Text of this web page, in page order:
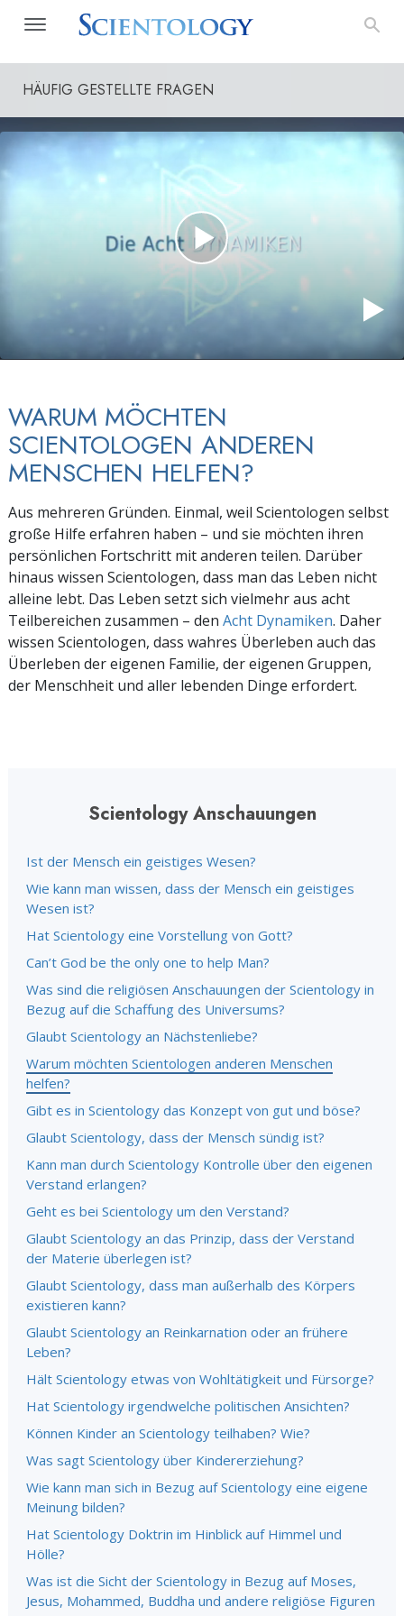
HÄUFIG GESTELLTE FRAGEN
WARUM MÖCHTEN
SCIENTOLOGEN ANDEREN
MENSCHEN HELFEN?
Aus mehreren Gründen. Einmal, weil Scientologen selbst
große Hilfe erfahren haben – und sie möchten ihren
persönlichen Fortschritt mit anderen teilen. Darüber
hinaus wissen Scientologen, dass man das Leben nicht
alleine lebt. Das Leben setzt sich vielmehr aus acht
Teilbereichen zusammen – den Acht Dynamiken. Daher
wissen Scientologen, dass wahres Überleben auch das
Überleben der eigenen Familie, der eigenen Gruppen,
der Menschheit und aller lebenden Dinge erfordert.
Scientology Anschauungen
Ist der Mensch ein geistiges Wesen?
Wie kann man wissen, dass der Mensch ein geistiges
Wesen ist?
Hat Scientology eine Vorstellung von Gott?
Can’t God be the only one to help Man?
Was sind die religiösen Anschauungen der Scientology in
Bezug auf die Schaffung des Universums?
Glaubt Scientology an Nächstenliebe?
Warum möchten Scientologen anderen Menschen
helfen?
Gibt es in Scientology das Konzept von gut und böse?
Glaubt Scientology, dass der Mensch sündig ist?
Kann man durch Scientology Kontrolle über den eigenen
Verstand erlangen?
Geht es bei Scientology um den Verstand?
Glaubt Scientology an das Prinzip, dass der Verstand
der Materie überlegen ist?
Glaubt Scientology, dass man außerhalb des Körpers
existieren kann?
Glaubt Scientology an Reinkarnation oder an frühere
Leben?
Hält Scientology etwas von Wohltätigkeit und Fürsorge?
Hat Scientology irgendwelche politischen Ansichten?
Können Kinder an Scientology teilhaben? Wie?
Was sagt Scientology über Kindererziehung?
Wie kann man sich in Bezug auf Scientology eine eigene
Meinung bilden?
Hat Scientology Doktrin im Hinblick auf Himmel und
Hölle?
Was ist die Sicht der Scientology in Bezug auf Moses,
Jesus, Mohammed, Buddha und andere religiöse Figuren